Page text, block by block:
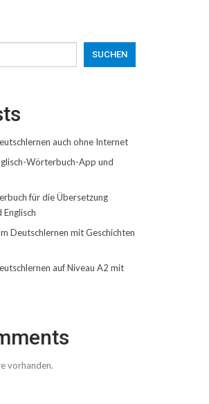
SUCHEN
auch ohne Internet
Wörterbuch-App und
für die Übersetzung
Englisch
Deutschlernen mit Geschichten
auf Niveau A2 mit
vorhanden.